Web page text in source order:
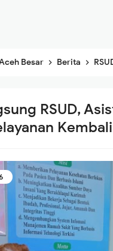
Besar Berita
RSUD,